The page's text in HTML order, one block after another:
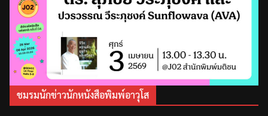
ชมรมนักข่าวนักหนังสือพิมพ์อาวุโส